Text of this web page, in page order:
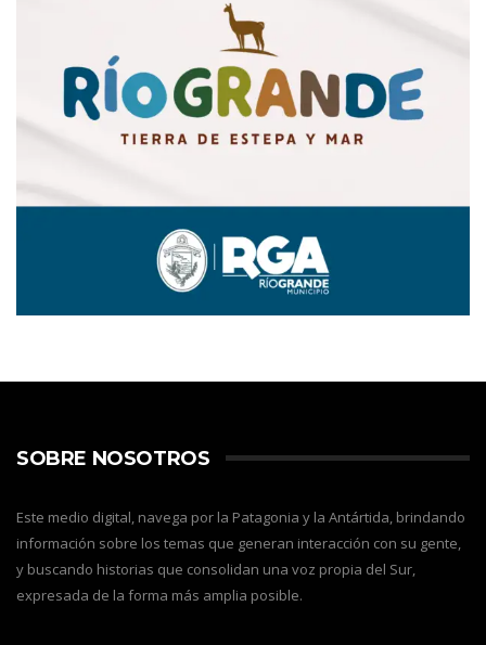
SOBRE NOSOTROS
Este medio digital, navega por la Patagonia y la Antártida, brindando
información sobre los temas que generan interacción con su gente,
y buscando historias que consolidan una voz propia del Sur,
expresada de la forma más amplia posible.